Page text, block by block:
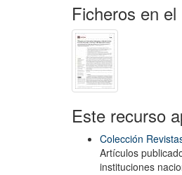
Ficheros en
Este recurso
Colección
Artículos
instituciones